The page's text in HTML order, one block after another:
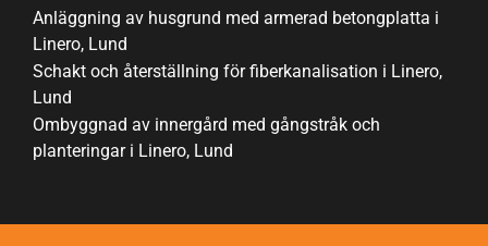
Anläggning av husgrund med armerad betongplatta i
Linero, Lund
Schakt och återställning för fiberkanalisation i Linero,
Lund
Ombyggnad av innergård med gångstråk och
planteringar i Linero, Lund